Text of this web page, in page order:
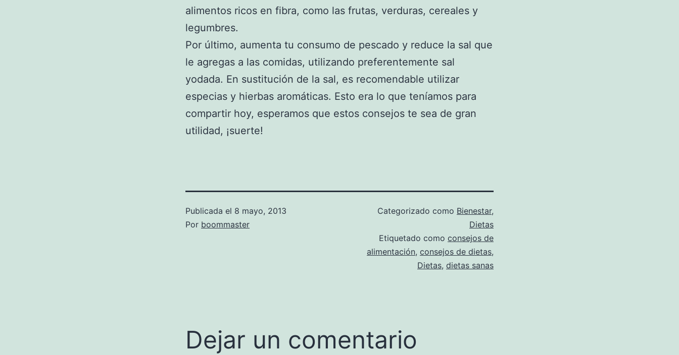
alimentos ricos en fibra, como las frutas, verduras, cereales y
legumbres.
Por último, aumenta tu consumo de pescado y reduce la sal que
le agregas a las comidas, utilizando preferentemente sal
yodada. En sustitución de la sal, es recomendable utilizar
especias y hierbas aromáticas. Esto era lo que teníamos para
compartir hoy, esperamos que estos consejos te sea de gran
utilidad, ¡suerte!
Publicada el 8 mayo, 2013
Por boommaster
Categorizado como Bienestar,
Dietas
Etiquetado como consejos de
alimentación, consejos de dietas,
Dietas, dietas sanas
Dejar un comentario